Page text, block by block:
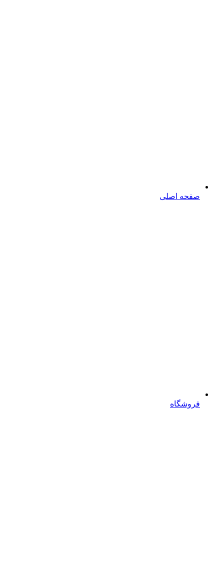
صفحه اصلی
فروشگاه